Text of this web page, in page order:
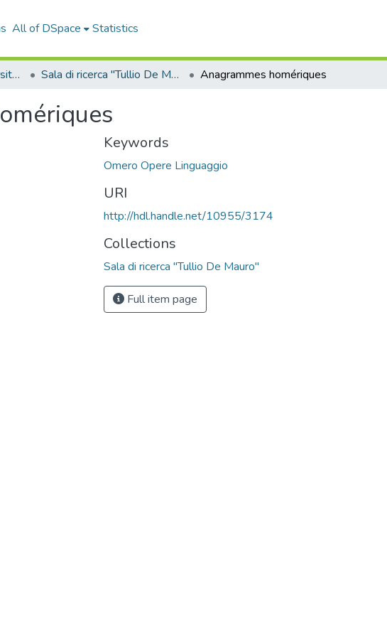
All of DSpace Statistics
Collezioni Digitali Università della Calabria Sala di ricerca "Tullio De Mauro" Anagrammes homériques
Keywords
Omero Opere Linguaggio
URI
http://hdl.handle.net/10955/3174
Collections
Sala di ricerca "Tullio De Mauro"
Full item page